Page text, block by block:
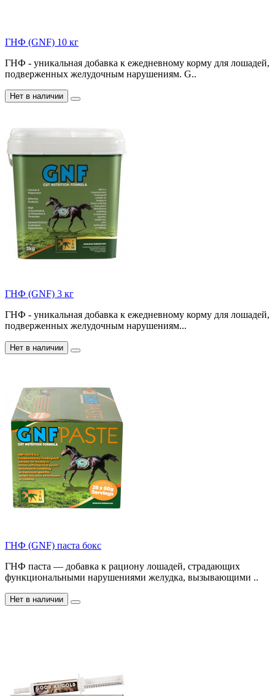
ГНФ (GNF) 10 кг
ГНФ - уникальная добавка к ежедневному корму для лошадей,
подверженных желудочным нарушениям. G..
Нет в наличии
ГНФ (GNF) 3 кг
ГНФ - уникальная добавка к ежедневному корму для лошадей,
подверженных желудочным нарушениям...
Нет в наличии
ГНФ (GNF) паста бокс
ГНФ паста — добавка к рациону лошадей, страдающих
функциональными нарушениями желудка, вызывающими ..
Нет в наличии